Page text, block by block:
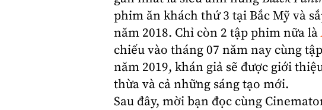
phim ăn khách thứ 3 tại Bắc Mỹ và
năm 2018. Chỉ còn 2 tập phim nữa là
chiếu vào tháng 07 năm nay cùng
năm 2019, khán giả sẽ được giới
thừa và cả những sáng tạo mới.
Sau đây, mời bạn đọc cùng